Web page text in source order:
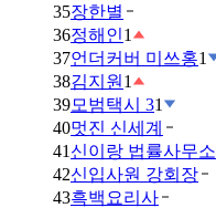
35장한별
36정해인1
37언더커버 미쓰홍1
38김지원 1
39모범택시 31
40멋진 신세계
41 신이랑 법률사무소
42신입사원 강회장
43흑백요리사